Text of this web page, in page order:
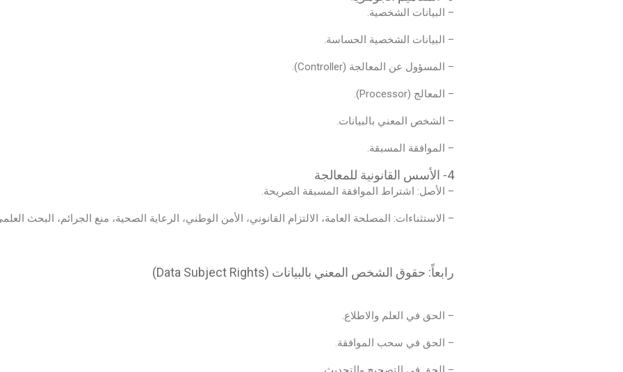
– البيانات الشخصية.
– البيانات الشخصية الحساسة.
– المسؤول عن المعالجة (Controller).
– المعالج (Processor).
– الشخص المعني بالبيانات.
– الموافقة المسبقة.
4- الأسس القانونية للمعالجة
– الأصل: اشتراط الموافقة المسبقة الصريحة.
– الاستثناءات: المصلحة العامة، الالتزام القانوني، الأمن الوطني، الرعاية الصحية، منع الجرائم، البحث
رابعاً: حقوق الشخص المعني بالبيانات (Data Subject Rights)
– الحق في العلم والاطلاع.
– الحق في سحب الموافقة.